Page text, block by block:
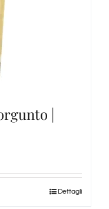
|
Dettagli